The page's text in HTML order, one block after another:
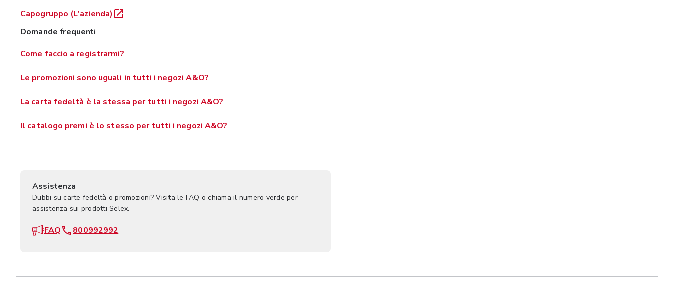
Capogruppo (L'azienda)
Domande frequenti
Come faccio a registrarmi?
Le promozioni sono uguali in tutti i negozi A&O?
La carta fedeltà è la stessa per tutti i negozi A&O?
Il catalogo premi è lo stesso per tutti i negozi A&O?
Assistenza
Dubbi su carte fedeltà o promozioni? Visita le FAQ o chiama il numero verde per
assistenza sui prodotti Selex.
FAQ 800992992